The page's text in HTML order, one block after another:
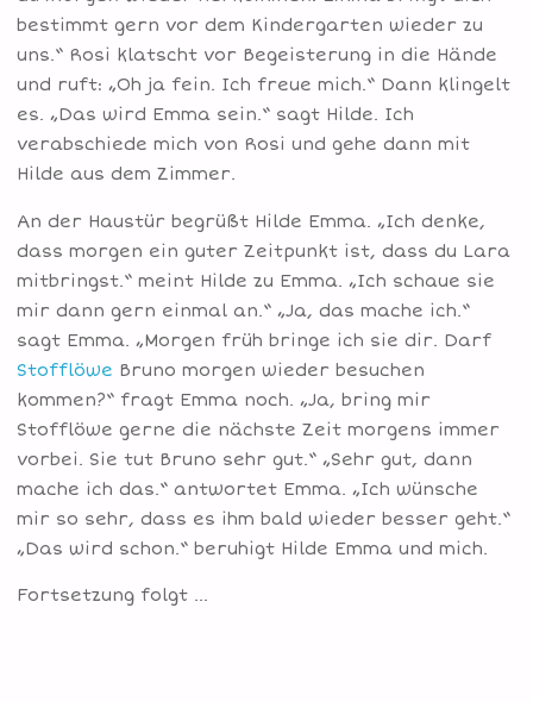
bestimmt gern vor dem Kindergarten wieder zu
uns.“ Rosi klatscht vor Begeisterung in die Hände
und ruft: „Oh ja fein. Ich freue mich.“ Dann klingelt
es. „Das wird Emma sein.“ sagt Hilde. Ich
verabschiede mich von Rosi und gehe dann mit
Hilde aus dem Zimmer.
An der Haustür begrüßt Hilde Emma. „Ich denke,
dass morgen ein guter Zeitpunkt ist, dass du Lara
mitbringst.“ meint Hilde zu Emma. „Ich schaue sie
mir dann gern einmal an.“ „Ja, das mache ich.“
sagt Emma. „Morgen früh bringe ich sie dir. Darf
Stofflöwe Bruno morgen wieder besuchen
kommen?“ fragt Emma noch. „Ja, bring mir
Stofflöwe gerne die nächste Zeit morgens immer
vorbei. Sie tut Bruno sehr gut.“ „Sehr gut, dann
mache ich das.“ antwortet Emma. „Ich wünsche
mir so sehr, dass es ihm bald wieder besser geht.“
„Das wird schon.“ beruhigt Hilde Emma und mich.
Fortsetzung folgt …